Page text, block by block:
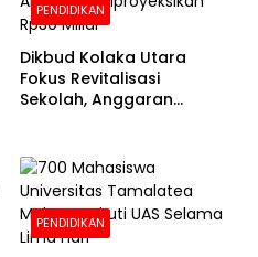
PENDIDIKAN
Dikbud Kolaka Utara
Fokus Revitalisasi
Sekolah, Anggaran
PENDIDIKAN